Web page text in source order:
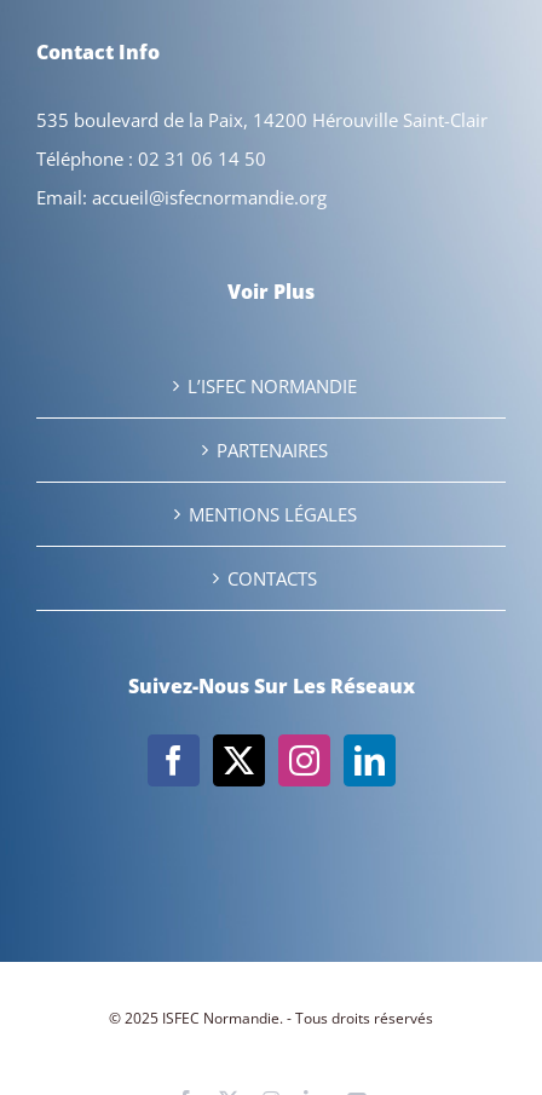
Contact Info
535 boulevard de la Paix, 14200 Hérouville Saint-Clair
Téléphone : 02 31 06 14 50
Email: accueil@isfecnormandie.org
Voir Plus
L’ISFEC NORMANDIE
PARTENAIRES
MENTIONS LÉGALES
CONTACTS
Suivez-Nous Sur Les Réseaux
© 2025 ISFEC Normandie. - Tous droits réservés